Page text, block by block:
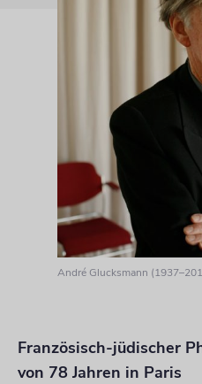
André Glucksmann
Französisch-jüdischer
von 78 Jahren in Paris